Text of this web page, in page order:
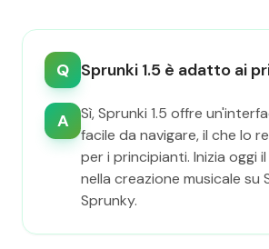
Q Sprunki 1.5 è adatto ai
A
Sì, Sprunki 1.5 offre
facile da navigare, il che lo
per i principianti. Inizia oggi
nella creazione musicale su
Sprunky.